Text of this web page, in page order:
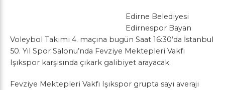
Edirne Belediyesi
Edirnespor Bayan
Voleybol Takımı 4. maçına bugün Saat 16:30’da İstanbul
50. Yıl Spor Salonu’nda Fevziye Mektepleri Vakfı
Işıkspor karşısında çıkark galibiyet arayacak.
Fevziye Mektepleri Vakfı Işıkspor grupta sayı averajı